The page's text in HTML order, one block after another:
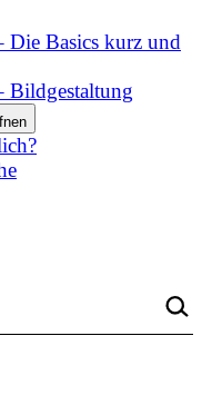
Die Basics kurz und
Bildgestaltung